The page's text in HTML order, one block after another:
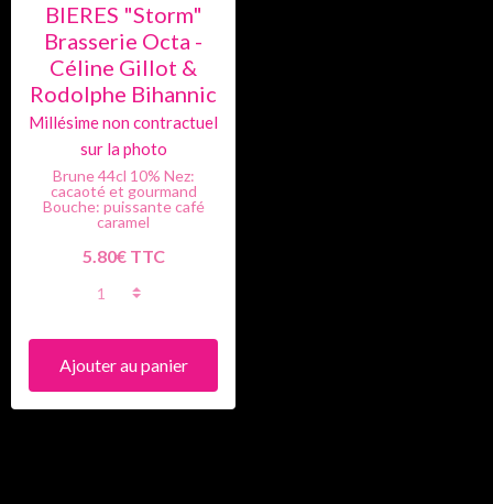
BIERES "Storm"
Brasserie Octa -
Céline Gillot &
Rodolphe Bihannic
Brune 44cl 10% Nez:
cacaoté et gourmand
Bouche: puissante café
caramel
5.80€ TTC
Ajouter au panier